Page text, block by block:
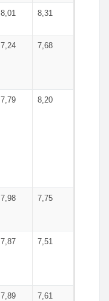
8,01 8,31
7,24 7,68
7,79 8,20
7,98 7,75
7,87 7,51
7,89 7,61